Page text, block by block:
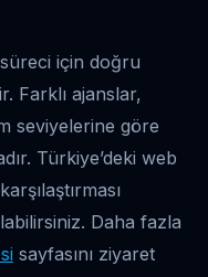
için doğru
Farklı ajanslar,
seviyelerine göre
Türkiye’deki web
Daha fazla
sayfasını ziyaret